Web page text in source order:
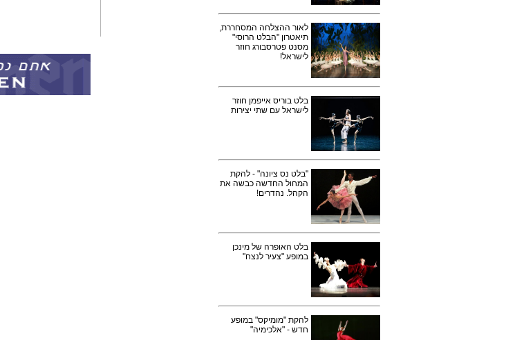
לאור ההצלחה המסחררת,
תיאטרון "הבלט הרוסי"
מסנט פטרסבורג חוזר
לישראל!
בלט בוריס אייפמן חוזר
לישראל עם שתי יצירות
"בלט נס ציונה" - להקת
המחול החדשה כבשה את
הקהל. נהדרים!
בלט האופרה של מינכן
במופע "צעיר לנצח"
להקת "מומיקס" במופע
חדש - "אלכימיה"